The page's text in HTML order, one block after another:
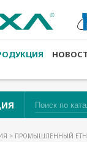
> ПРОМЫШЛЕННЫЙ